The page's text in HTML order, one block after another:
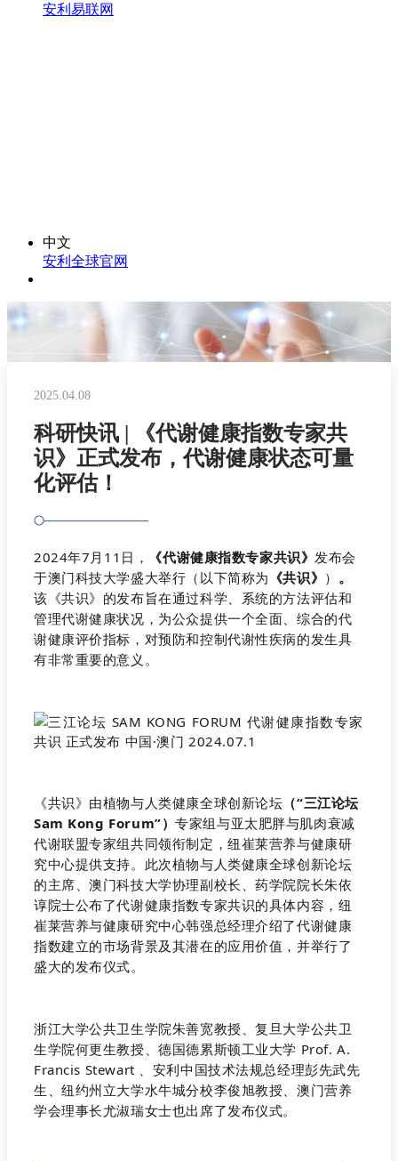
安利易联网
中文
安利全球官网
2025.04.08
科研快讯 | 《代谢健康指数专家共
识》正式发布，代谢健康状态可量
化评估！
2024年7月11日， 《代谢健康指数专家共识》 发布会
于澳门科技大学盛大举行（以下简称为 《共识》 ） 。
该《共识》的发布旨在通过科学、系统的方法评估和
管理代谢健康状况，为公众提供一个全面、综合的代
谢健康评价指标，对预防和控制代谢性疾病的发生具
有非常重要的意义。
《共识》由植物与人类健康全球创新论坛 （“三江论坛
Sam Kong Forum”）专家组与亚太肥胖与肌肉衰减
代谢联盟专家组共同领衔制定，纽崔莱营养与健康研
究中心提供支持。此次植物与人类健康全球创新论坛
的主席、澳门科技大学协理副校长、药学院院长朱依
谆院士公布了代谢健康指数专家共识的具体内容，纽
崔莱营养与健康研究中心韩强总经理介绍了代谢健康
指数建立的市场背景及其潜在的应用价值，并举行了
盛大的发布仪式。
浙江大学公共卫生学院朱善宽教授、复旦大学公共卫
生学院何更生教授、德国德累斯顿工业大学 Prof. A.
Francis Stewart 、安利中国技术法规总经理彭先武先
生、纽约州立大学水牛城分校李俊旭教授、澳门营养
学会理事长尤淑瑞女士也出席了发布仪式。